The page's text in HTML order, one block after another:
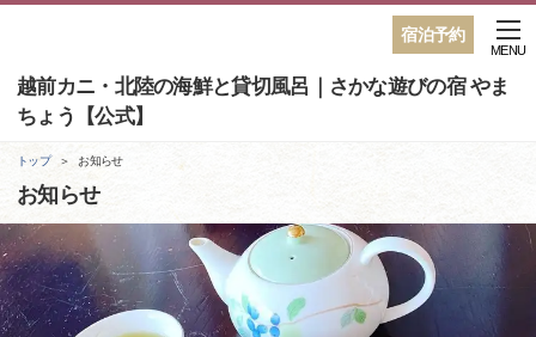
宿泊予約
越前カニ・北陸の海鮮と貸切風呂｜さかな遊びの宿 やま
ちょう【公式】
MENU
トップ お知らせ
お知らせ